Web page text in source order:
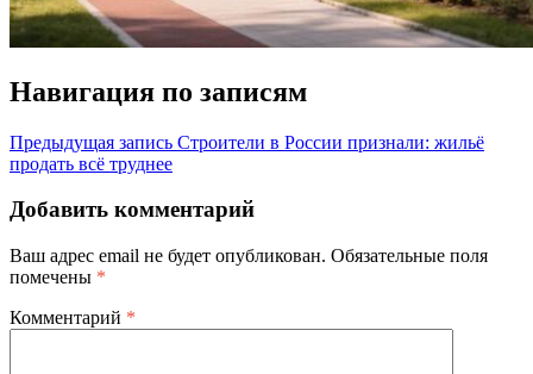
Навигация по записям
Предыдущая запись Строители в России признали: жильё
продать всё труднее
Добавить комментарий
Ваш адрес email не будет опубликован. Обязательные поля
помечены *
Комментарий *